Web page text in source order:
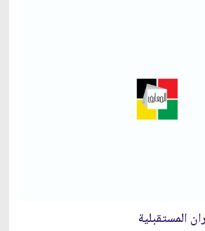
المستقبلية